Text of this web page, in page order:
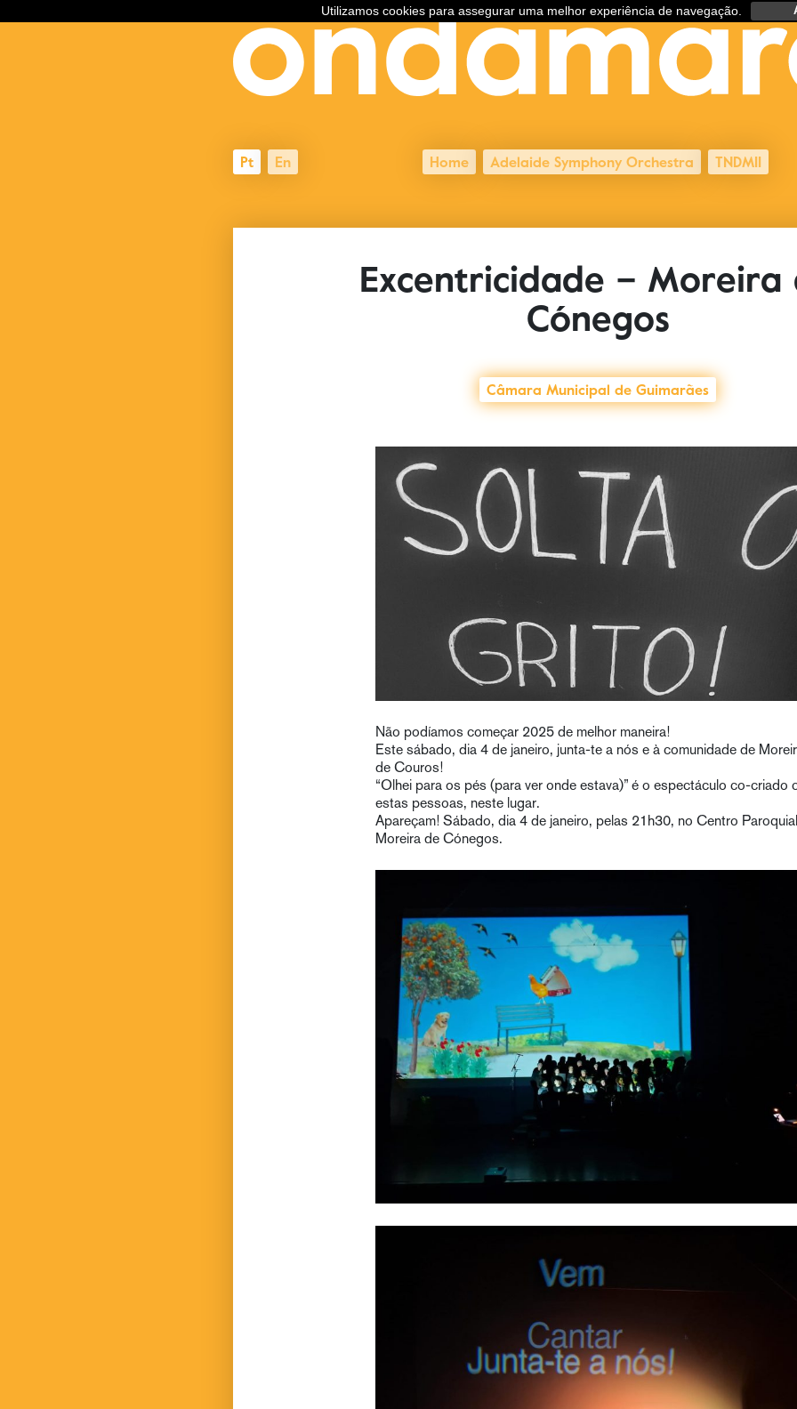
Utilizamos cookies para assegurar uma melhor experiência de navegação.
Pt En Home Adelaide Symphony Orchestra TNDMII
Excentricidade – Moreira
Cónegos
Câmara Municipal de Guimarães
Não podíamos começar 2025 de melhor maneira!
Este sábado, dia 4 de janeiro, junta-te a nós e à comunidade de
de Couros!
“Olhei para os pés (para ver onde estava)” é o espectáculo co-criado
estas pessoas, neste lugar.
Apareçam! Sábado, dia 4 de janeiro, pelas 21h30, no Centro
Moreira de Cónegos.